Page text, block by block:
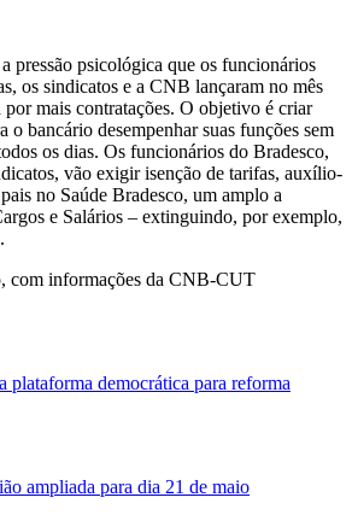
pressão psicológica que os funcionários
os sindicatos e a CNB lançaram no mês
por mais contratações. O objetivo é criar
o bancário desempenhar suas funções sem
os dias. Os funcionários do Bradesco,
vão exigir isenção de tarifas, auxílio-
no Saúde Bradesco, um amplo a
e Salários – extinguindo, por exemplo,
com informações da CNB-CUT
plataforma democrática para reforma
ampliada para dia 21 de maio